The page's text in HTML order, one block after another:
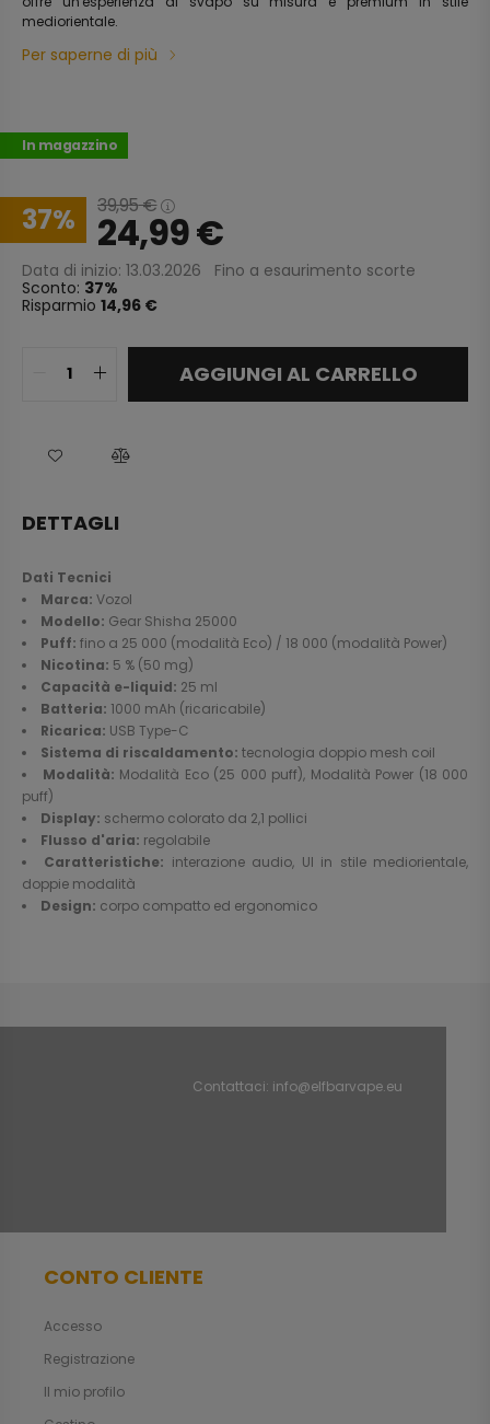
mediorientale.
Per saperne di più
In magazzino
37 39,95€
24,99€
Data di inizio: 13.03.2026
Fino a esaurimento scorte
Sconto: 37
Risparmio 14,96 €
AGGIUNGI AL CARRELLO
DETTAGLI
Dati Tecnici
Marca: Vozol
Modello: Gear Shisha 25000
Puff: fino a 25 000 (modalità Eco) / 18 000 (modalità Power)
Nicotina: 5 % (50 mg)
Capacità e-liquid: 25 ml
Batteria: 1000 mAh (ricaricabile)
Ricarica: USB Type-C
Sistema di riscaldamento: tecnologia doppio mesh coil
Modalità: Modalità Eco (25 000 puff), Modalità Power (18 000
puff)
Display: schermo colorato da 2,1 pollici
Flusso d'aria: regolabile
Caratteristiche: interazione audio, UI in stile mediorientale,
doppie modalità
Design: corpo compatto ed ergonomico
Contattaci: info@elfbarvape.eu
CONTO CLIENTE
Accesso
Registrazione
Il mio profilo